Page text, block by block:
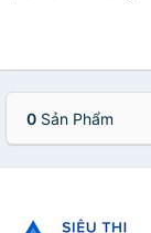
0 Sản Phẩm